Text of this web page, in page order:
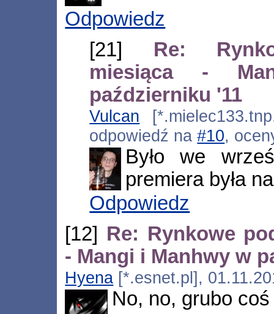
Odpowiedz
[21] Re:
miesiąca -
październiku '11
Vulcan
odpowiedź na#10,
Było we
premiera była
Odpowiedz
[12] Re: Rynkowe
- Mangi i Manhwy w
Hyena [*.esnet.pl],
No, no, grubo